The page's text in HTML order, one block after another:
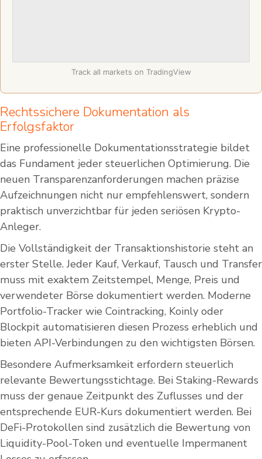
Track all markets on TradingView
Rechtssichere Dokumentation als
Erfolgsfaktor
Eine professionelle Dokumentationsstrategie bildet
das Fundament jeder steuerlichen Optimierung. Die
neuen Transparenzanforderungen machen präzise
Aufzeichnungen nicht nur empfehlenswert, sondern
praktisch unverzichtbar für jeden seriösen Krypto-
Anleger.
Die Vollständigkeit der Transaktionshistorie steht an
erster Stelle. Jeder Kauf, Verkauf, Tausch und Transfer
muss mit exaktem Zeitstempel, Menge, Preis und
verwendeter Börse dokumentiert werden. Moderne
Portfolio-Tracker wie Cointracking, Koinly oder
Blockpit automatisieren diesen Prozess erheblich und
bieten API-Verbindungen zu den wichtigsten Börsen.
Besondere Aufmerksamkeit erfordern steuerlich
relevante Bewertungsstichtage. Bei Staking-Rewards
muss der genaue Zeitpunkt des Zuflusses und der
entsprechende EUR-Kurs dokumentiert werden. Bei
DeFi-Protokollen sind zusätzlich die Bewertung von
Liquidity-Pool-Token und eventuelle Impermanent